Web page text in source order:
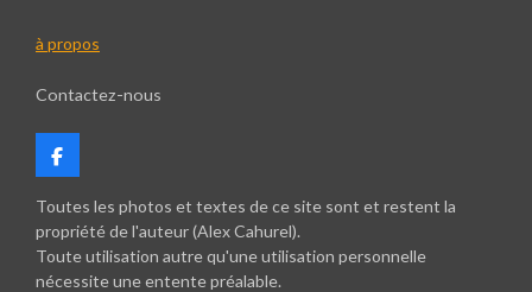
à propos
Contactez-nous
F
a
c
b
o
o
Toutes les photos et textes de ce site sont et restent la
propriété de l'auteur (Alex Cahurel).
Toute utilisation autre qu'une utilisation personnelle
nécessite une entente préalable.